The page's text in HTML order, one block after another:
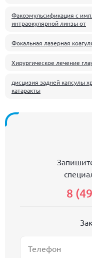
Факоэмульсификация с
интраокулярной линзы от
Фокальная лазерная
Хирургическое лечение
дисцизия задней капсулы
катаракты
8